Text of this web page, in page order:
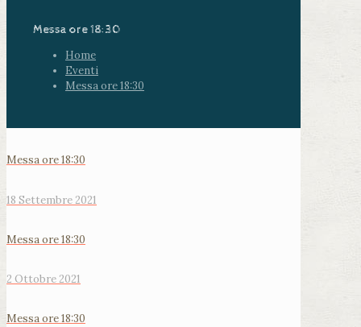
Messa ore 18:30
Home
Eventi
Messa ore 18:30
Messa ore 18:30
18 Settembre 2021
Messa ore 18:30
2 Ottobre 2021
Messa ore 18:30